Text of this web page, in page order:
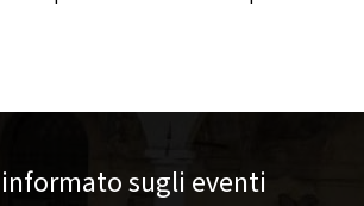
informato sugli eventi